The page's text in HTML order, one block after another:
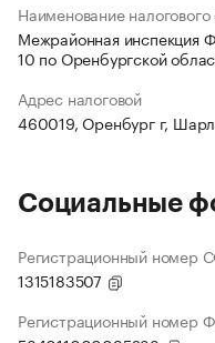
Наименование налогового
Межрайонная инспекция
10 по Оренбургской
Адрес налоговой
460019, Оренбург г,
Социальные
Регистрационный номер
1315183507
Регистрационный номер